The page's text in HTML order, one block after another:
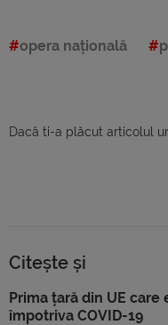
opera națională
Dacă ti-a plăcut articolul
Citește și
Prima țară din UE
împotriva COVID-19